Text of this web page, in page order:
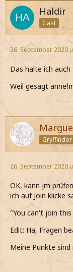
Haldir
Gast
26. September 2020
Das halte ich auch
Weil gesagt
26. September 2020
OK, kann jm
ich auf Join klicke
"You can't join
Edit: Ha, Fragen
Meine Punkte